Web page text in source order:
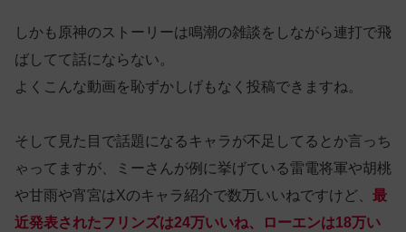
しかも原神のストーリーは鳴潮の雑談をしながら連打で飛
ばしてて話にならない。
よくこんな動画を恥ずかしげもなく投稿できますね。
そして見た目で話題になるキャラが不足してるとか言っち
ゃってますが、ミーさんが例に挙げている雷電将軍や胡桃
や甘雨や宵宮はXのキャラ紹介で数万いいねですけど、 最
近発表されたフリンズは24万いいね、ローエンは18万い